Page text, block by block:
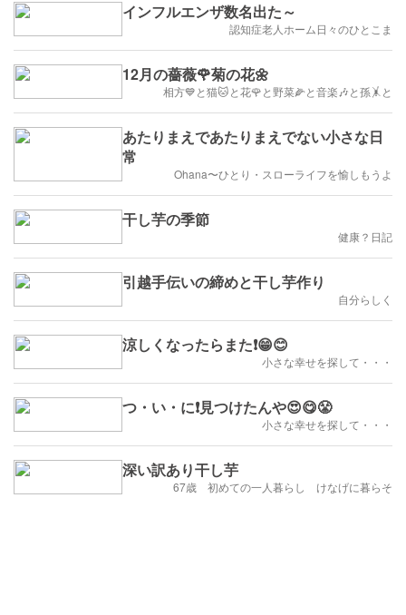
インフルエンザ数名出た～
認知症老人ホーム日々のひとこま
12月の薔薇🌹菊の花🌼
相方💙と猫🐱と花🌹と野菜🌽と音楽🎶と孫🤸と
あたりまえであたりまえでない小さな日
常
Ohana〜ひとり・スローライフを愉しもうよ
干し芋の季節
健康？日記
引越手伝いの締めと干し芋作り
自分らしく
涼しくなったらまた❗😁😊
小さな幸せを探して・・・
つ・い・に❗見つけたんや😍😋😤
小さな幸せを探して・・・
深い訳あり干し芋
67歳 初めての一人暮らし けなげに暮らそ